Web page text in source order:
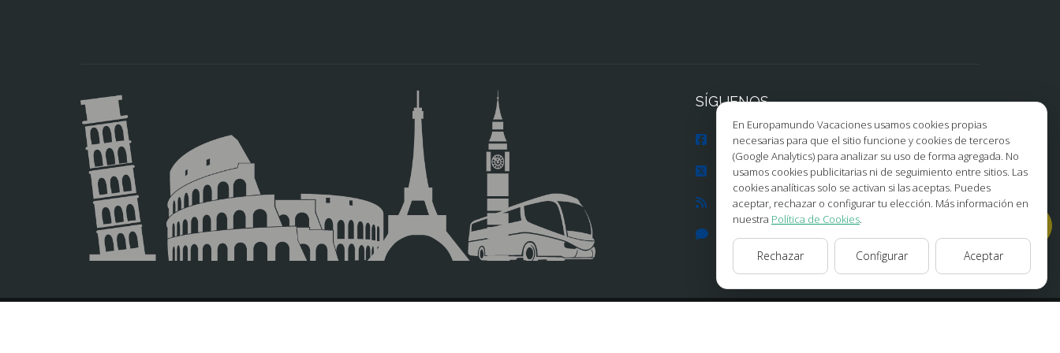
SÍGUENOS
Facebook
X/Twitter
Blog
Opiniones
Instagram
TikTok
Youtube
Pinterest
En Europamundo Vacaciones usamos cookies propias
necesarias para que el sitio funcione y cookies de terceros
(Google Analytics) para analizar su uso de forma agregada. No
usamos cookies publicitarias ni de seguimiento entre sitios. Las
cookies analíticas solo se activan si las aceptas. Puedes
aceptar, rechazar o configurar tu elección. Más información en
nuestra Política de Cookies.
Rechazar Configurar Aceptar